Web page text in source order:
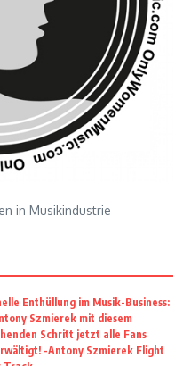
in Musikindustrie
Enthüllung im Musik-Business:
Szmierek mit diesem
Schritt jetzt alle Fans
-Antony Szmierek Flight